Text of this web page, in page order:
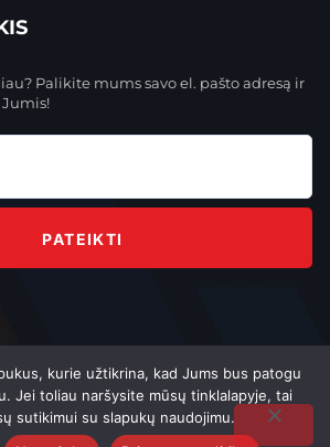
Palikite mums savo el. pašto adresą ir
Jumis!
PATEIKTI
2023, Powered by Getspace
kurie užtikrina, kad Jums bus patogu
Jei toliau naršysite mūsų tinklalapyje, tai
sutikimui su slapukų naudojimu.